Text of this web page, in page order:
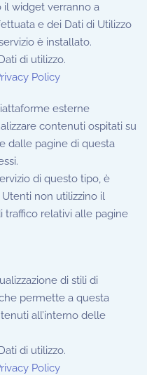
il widget verranno a
e dei Dati di Utilizzo
è installato.
di utilizzo.
Policy
esterne
contenuti ospitati su
dalle pagine di questa
di questo tipo, è
non utilizzino il
traffico relativi alle pagine
di stili di
permette a questa
all’interno delle
di utilizzo.
Policy